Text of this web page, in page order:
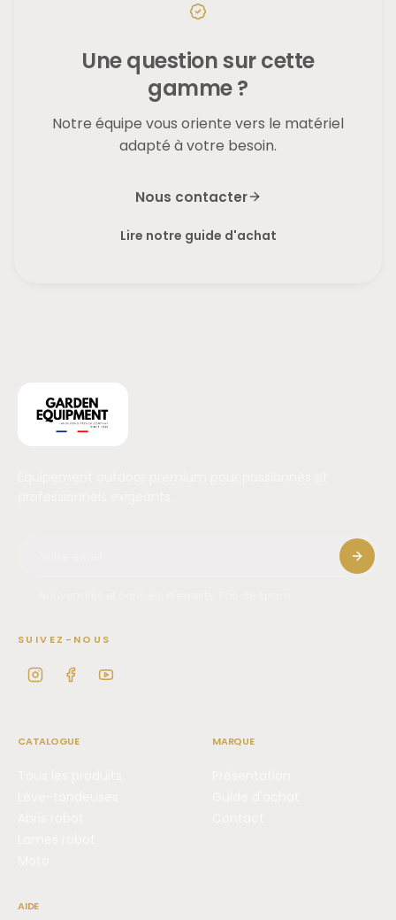
Une question sur cette
gamme ?
Notre équipe vous oriente vers le matériel
adapté à votre besoin.
Nous contacter
Lire notre guide d'achat
SUIVEZ-NOUS
CATALOGUE MARQUE
AIDE